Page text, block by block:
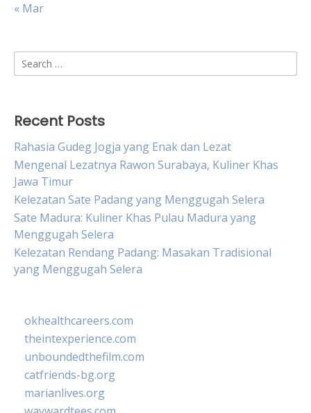
« Mar
Search
for:
Recent Posts
Rahasia Gudeg Jogja yang Enak dan Lezat
Mengenal Lezatnya Rawon Surabaya, Kuliner Khas
Jawa Timur
Kelezatan Sate Padang yang Menggugah Selera
Sate Madura: Kuliner Khas Pulau Madura yang
Menggugah Selera
Kelezatan Rendang Padang: Masakan Tradisional
yang Menggugah Selera
okhealthcareers.com
theintexperience.com
unboundedthefilm.com
catfriends-bg.org
marianlives.org